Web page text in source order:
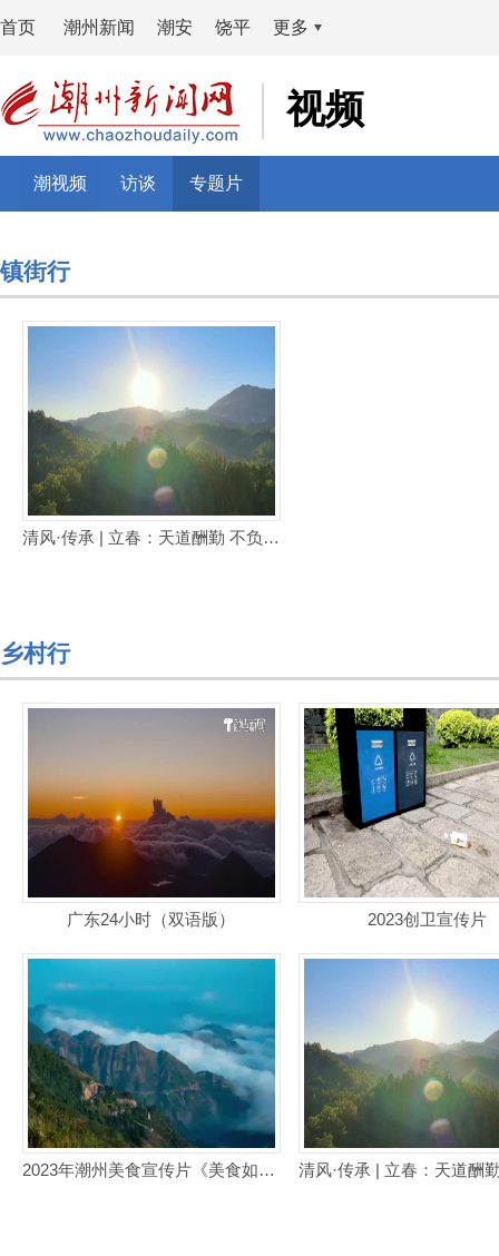
首页 潮州新闻 潮安 饶平 更多
视频
潮视频 访谈 专题片
镇街行
清风·传承 | 立春：天道酬勤 不负春光
乡村行
广东24小时（双语版） 2023创卫宣传片
2023年潮州美食宣传片《美食如潮 四海共享》